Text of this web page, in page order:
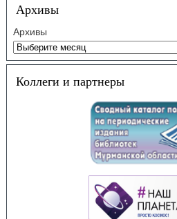
Архивы
Архивы
Коллеги и партнеры